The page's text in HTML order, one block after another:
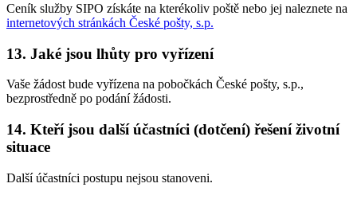
Ceník služby SIPO získáte na kterékoliv poště nebo jej naleznete na
internetových stránkách České pošty, s.p.
13. Jaké jsou lhůty pro vyřízení
Vaše žádost bude vyřízena na pobočkách České pošty, s.p.,
bezprostředně po podání žádosti.
14. Kteří jsou další účastníci (dotčení) řešení životní
situace
Další účastníci postupu nejsou stanoveni.